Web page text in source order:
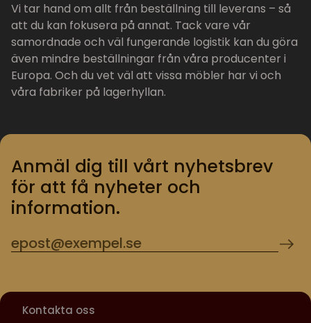
Vi tar hand om allt från beställning till leverans – så
att du kan fokusera på annat. Tack vare vår
samordnade och väl fungerande logistik kan du göra
även mindre beställningar från våra producenter i
Europa. Och du vet väl att vissa möbler har vi och
våra fabriker på lagerhyllan.
Anmäl dig till vårt nyhetsbrev
för att få nyheter och
information.
Kontakta oss